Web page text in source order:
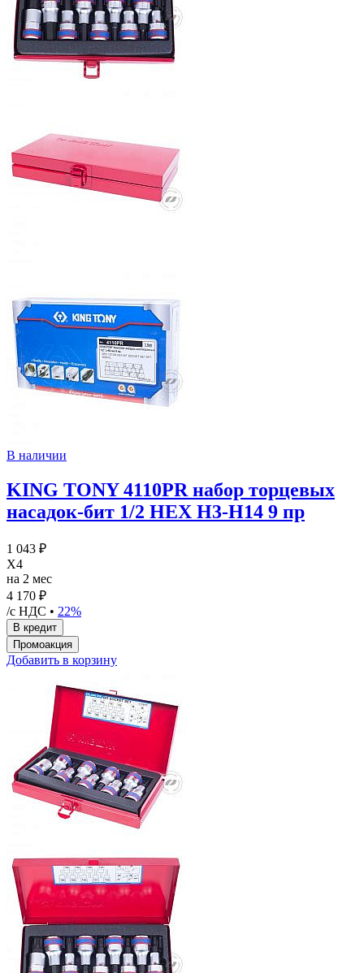
В наличии
KING TONY 4110PR набор торцевых
насадок-бит 1/2 HEX H3-H14 9 пр
1 043 ₽
X4
на 2 мес
4 170 ₽
/с НДС • 22%
Добавить в корзину